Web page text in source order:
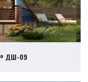
ДШ-09